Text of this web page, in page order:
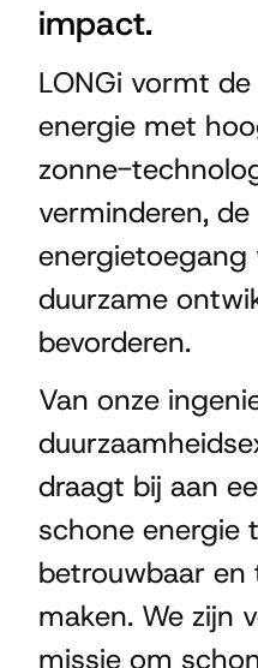
impact.
LONGi vormt
energie met
zonne-
verminderen,
energietoegang
duurzame
bevorderen.
Van onze
draagt bij aan
schone energie
betrouwbaar
maken. We zijn
missie om